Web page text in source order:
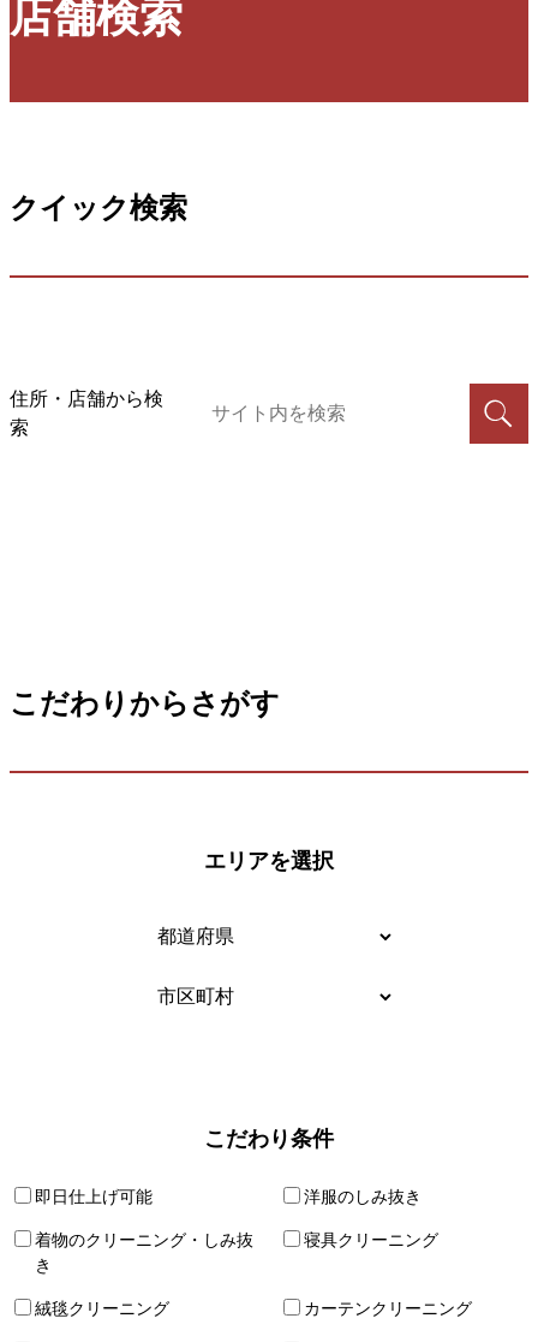
店舗検索
クイック検索
住所・店舗から検
索
こだわりからさがす
エリアを選択
こだわり条件
即日仕上げ可能 洋服のしみ抜き
着物のクリーニング・しみ抜
き
寝具クリーニング
絨毯クリーニング カーテンクリーニング